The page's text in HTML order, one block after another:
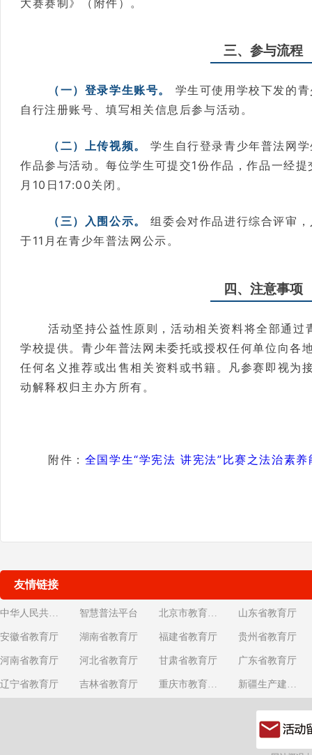
三、参与流程
（一）登录学生账号。
学生可使用学校下发的
自行注册账号、填写相关信息后参与活动。
（二）上传视频。
学生自行登录青少年普法网
作品参与活动。每位学生可提交1份作品，作品一经
月10日17:00关闭。
（三）入围公示。
组委会对作品进行综合评审
于11月在青少年普法网公示。
四、注意事项
活动坚持公益性原则，活动相关资料将全部通
学校提供。青少年普法网未委托或授权任何单位向各
任何名义推荐或出售相关资料或书籍。凡参赛即视为
动解释权归主办方所有。
附件： 全国学生“学宪法 讲宪法”比赛之法治素
友情链接
智慧普法平台 山东省教育厅
安徽省教育厅 湖南省教育厅 福建省教育厅 贵州省教育厅
河南省教育厅 河北省教育厅 甘肃省教育厅 广东省教育厅
辽宁省教育厅 吉林省教育厅